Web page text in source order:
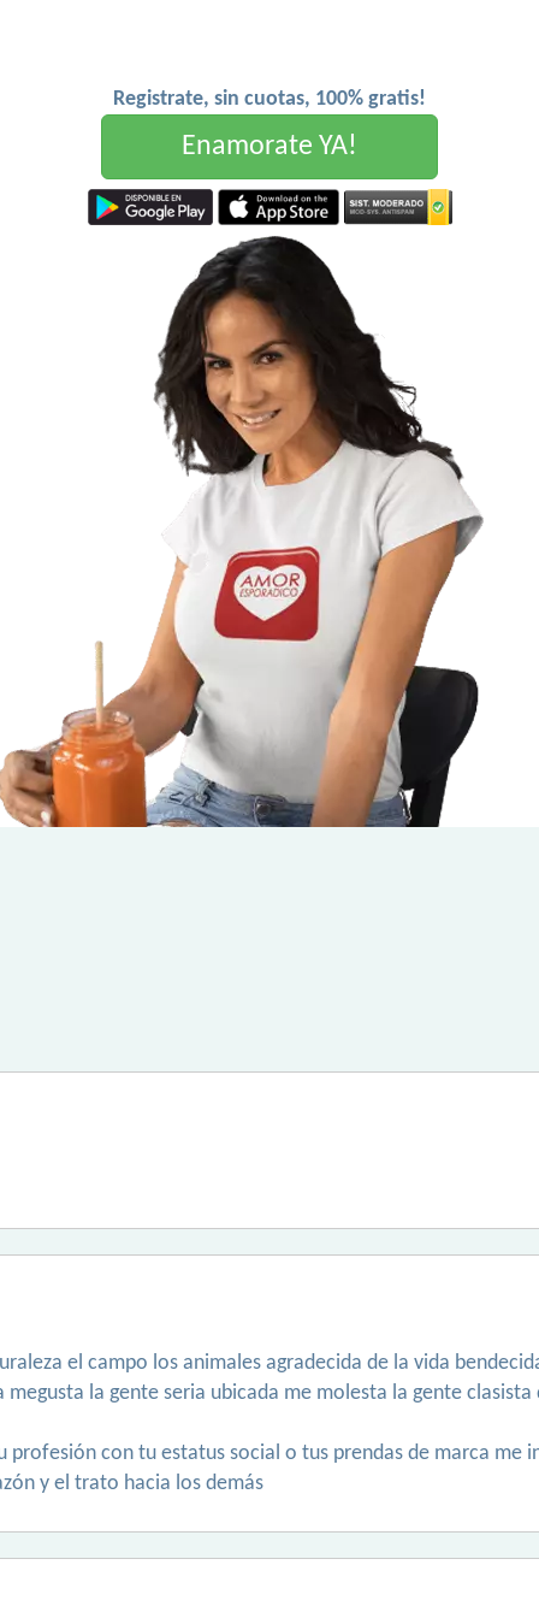
Registrate, sin cuotas, 100% gratis!
Enamorate YA!
el campo los animales agradecida de la vida
la gente seria ubicada me molesta la gente clasista
con tu estatus social o tus prendas de marca me
y el trato hacia los demás